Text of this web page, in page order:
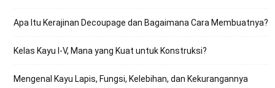
Apa Itu Kerajinan Decoupage dan Bagaimana Cara Membuatnya?
Kelas Kayu I-V, Mana yang Kuat untuk Konstruksi?
Mengenal Kayu Lapis, Fungsi, Kelebihan, dan Kekurangannya